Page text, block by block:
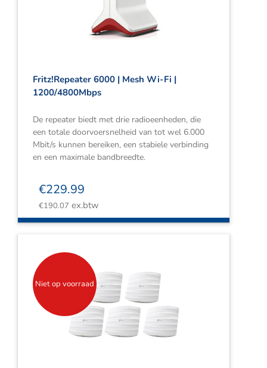
Fritz!Repeater 6000 | Mesh Wi-Fi |
1200/4800Mbps
De repeater biedt met drie radioeenheden, die
een totale doorvoersnelheid van tot wel 6.000
Mbit/s kunnen bereiken, een stabiele verbinding
en een maximale bandbreedte.
€229.99
€190.07 ex.btw
Niet op voorraad